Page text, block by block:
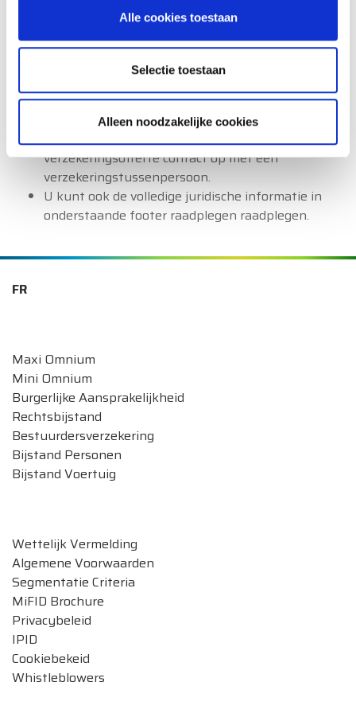
Alle cookies toestaan
Selectie toestaan
Alleen noodzakelijke cookies
van P&V zijn:
e-mail:klacht@pv.be.
post: Klachtenmanagement van P&V,
Koningsstraat 151, 1210 Brussel
U kunt de Ombudsman van de Verzekeringen
contacteren viawww.ombudsman.as
Neem voor persoonlijk advies of een
verzekeringsofferte contact op met een
verzekeringstussenpersoon.
U kunt ook de volledige juridische informatie in
onderstaande footer raadplegen raadplegen.
FR
Maxi Omnium
Mini Omnium
Burgerlijke Aansprakelijkheid
Rechtsbijstand
Bestuurdersverzekering
Bijstand Personen
Bijstand Voertuig
Wettelijk Vermelding
Algemene Voorwaarden
Segmentatie Criteria
MiFID Brochure
Privacybeleid
IPID
Cookiebekeid
Whistleblowers